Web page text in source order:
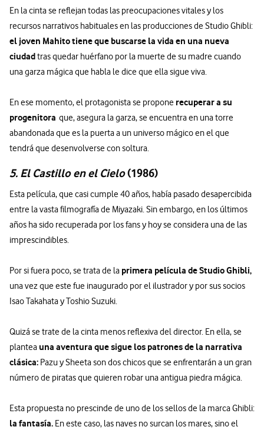
En la cinta se reflejan todas las preocupaciones vitales y los
recursos narrativos habituales en las producciones de Studio Ghibli:
el joven Mahito tiene que buscarse la vida en una nueva
ciudadtras quedar huérfano por la muerte de su madre cuando
una garza mágica que habla le dice que ella sigue viva.
En ese momento, el protagonista se propone recuperar a su
progenitora que, asegura la garza, se encuentra en una torre
abandonada que es la puerta a un universo mágico en el que
tendrá que desenvolverse con soltura.
5. El Castillo en el Cielo(1986)
Esta película, que casi cumple 40 años, había pasado desapercibida
entre la vasta filmografía de Miyazaki. Sin embargo, en los últimos
años ha sido recuperada por los fans y hoy se considera una de las
imprescindibles.
Por si fuera poco, se trata de la primera película de Studio Ghibli,
una vez que este fue inaugurado por el ilustrador y por sus socios
Isao Takahata y Toshio Suzuki.
Quizá se trate de la cinta menos reflexiva del director. En ella, se
plantea una aventura que sigue los patrones de la narrativa
clásica: Pazu y Sheeta son dos chicos que se enfrentarán a un gran
número de piratas que quieren robar una antigua piedra mágica.
Esta propuesta no prescinde de uno de los sellos de la marca Ghibli:
la fantasía. En este caso, las naves no surcan los mares, sino el